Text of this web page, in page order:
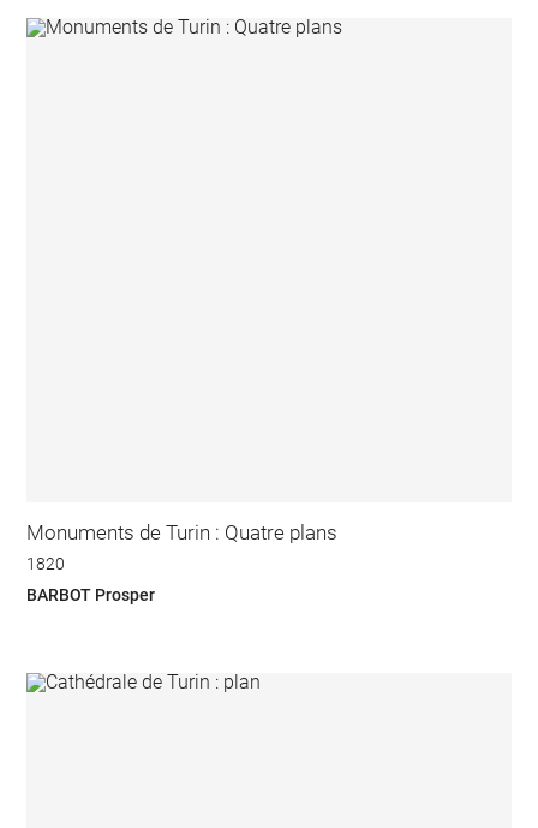
Monuments de Turin : Quatre plans
1820
BARBOT Prosper